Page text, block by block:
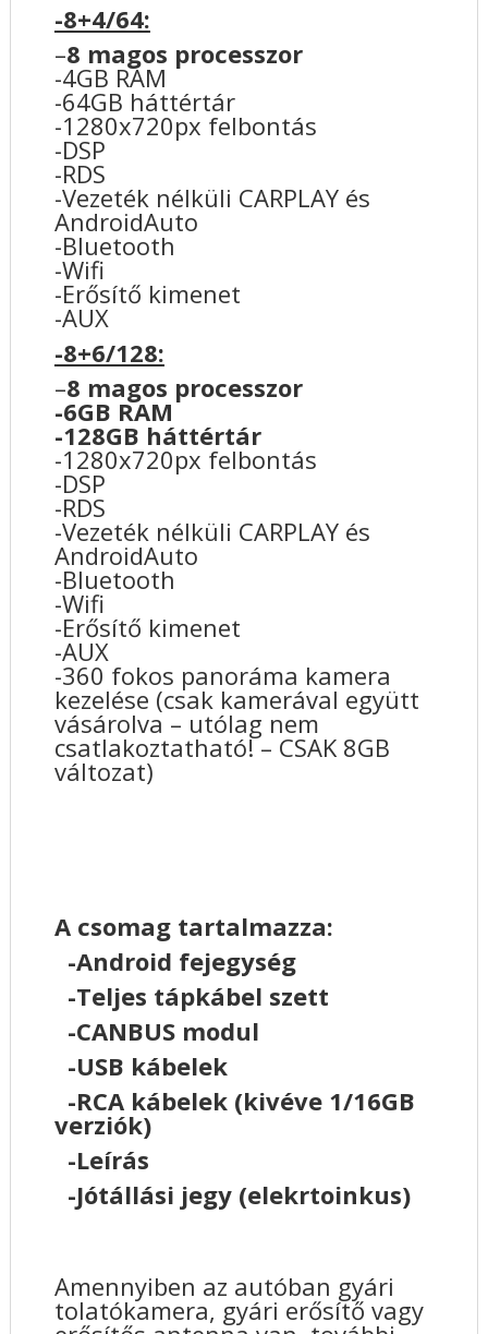
-8+4/64:
–8 magos processzor
-4GB RAM
-64GB háttértár
-1280x720px felbontás
-DSP
-RDS
-Vezeték nélküli CARPLAY és
AndroidAuto
-Bluetooth
-Wifi
-Erősítő kimenet
-AUX
-8+6/128:
–8 magos processzor
-6GB RAM
-128GB háttértár
-1280x720px felbontás
-DSP
-RDS
-Vezeték nélküli CARPLAY és
AndroidAuto
-Bluetooth
-Wifi
-Erősítő kimenet
-AUX
-360 fokos panoráma kamera
kezelése (csak kamerával együtt
vásárolva – utólag nem
csatlakoztatható! – CSAK 8GB
változat)
A csomag tartalmazza:
-Android fejegység
-Teljes tápkábel szett
-CANBUS modul
-USB kábelek
-RCA kábelek (kivéve 1/16GB
verziók)
-Leírás
-Jótállási jegy (elekrtoinkus)
Amennyiben az autóban gyári
tolatókamera, gyári erősítő vagy